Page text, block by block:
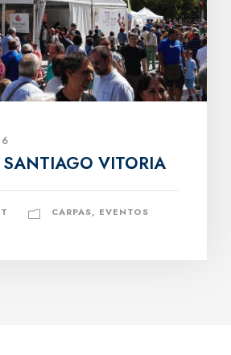
SANTIAGO VITORIA
CARPAS, EVENTOS